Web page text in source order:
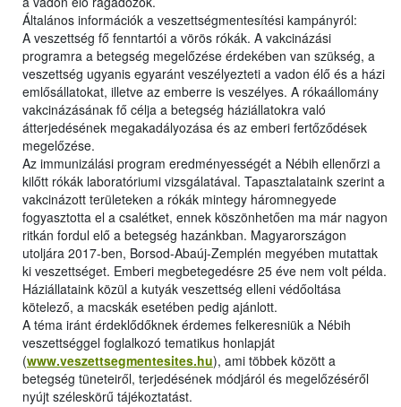
Általános információk a veszettségmentesítési kampányról:
A veszettség fő fenntartói a vörös rókák. A vakcinázási
programra a betegség megelőzése érdekében van szükség, a
veszettség ugyanis egyaránt veszélyezteti a vadon élő és a házi
emlősállatokat, illetve az emberre is veszélyes. A rókaállomány
vakcinázásának fő célja a betegség háziállatokra való
átterjedésének megakadályozása és az emberi fertőződések
megelőzése.
Az immunizálási program eredményességét a Nébih ellenőrzi a
kilőtt rókák laboratóriumi vizsgálatával. Tapasztalataink szerint a
vakcinázott területeken a rókák mintegy háromnegyede
fogyasztotta el a csalétket, ennek köszönhetően ma már nagyon
ritkán fordul elő a betegség hazánkban. Magyarországon
utoljára 2017-ben, Borsod-Abaúj-Zemplén megyében mutattak
ki veszettséget. Emberi megbetegedésre 25 éve nem volt példa.
Háziállataink közül a kutyák veszettség elleni védőoltása
kötelező, a macskák esetében pedig ajánlott.
A téma iránt érdeklődőknek érdemes felkeresniük a Nébih
veszettséggel foglalkozó tematikus honlapját
(www.veszettsegmentesites.hu), ami többek között a
betegség tüneteiről, terjedésének módjáról és megelőzéséről
nyújt széleskörű tájékoztatást.